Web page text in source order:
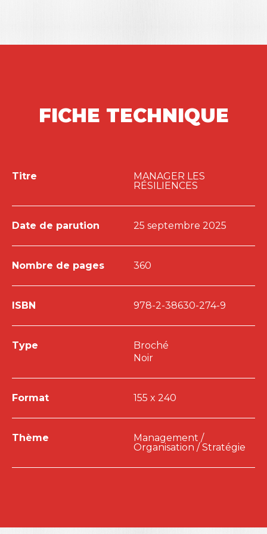
FICHE TECHNIQUE
Titre
MANAGER LES
RÉSILIENCES
Date de parution 25 septembre 2025
Nombre de pages 360
ISBN 978-2-38630-274-9
Type
Broché
Noir
Format 155 x 240
Thème
Management /
Organisation / Stratégie